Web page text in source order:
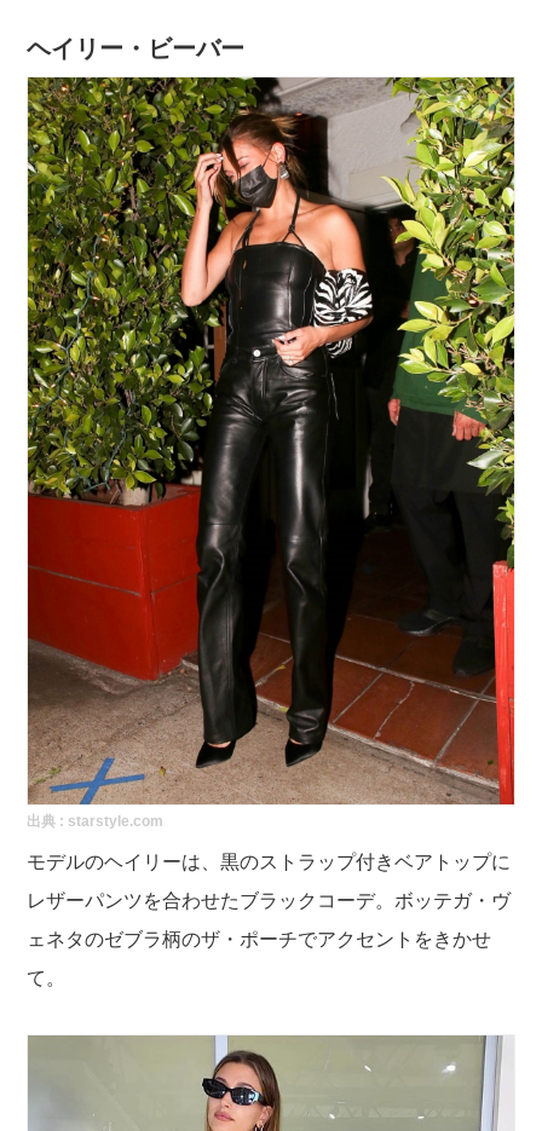
ヘイリー・ビーバー
出典 : starstyle.com
モデルのヘイリーは、黒のストラップ付きベアトップに
レザーパンツを合わせたブラックコーデ。ボッテガ・ヴ
ェネタのゼブラ柄のザ・ポーチでアクセントをきかせ
て。